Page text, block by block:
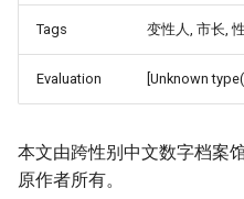
Tags 变性人, 市长,
Evaluation [Unknown
本文由跨性别中文数字档案
原作者所有。